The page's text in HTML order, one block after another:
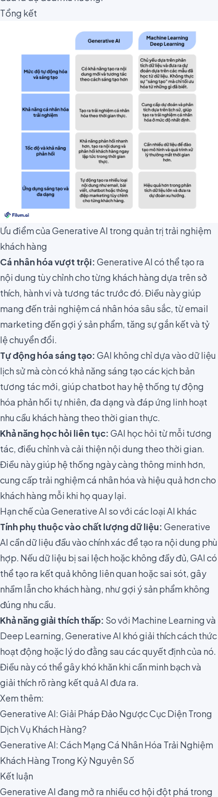
Tổng kết
Ưu điểm của Generative AI trong quản trị trải nghiệm
khách hàng
Cá nhân hóa vượt trội: Generative AI có thể tạo ra
nội dung tùy chỉnh cho từng khách hàng dựa trên sở
thích, hành vi và tương tác trước đó. Điều này giúp
mang đến trải nghiệm cá nhân hóa sâu sắc, từ email
marketing đến gợi ý sản phẩm, tăng sự gắn kết và tỷ
lệ chuyển đổi.
Tự động hóa sáng tạo: GAI không chỉ dựa vào dữ liệu
lịch sử mà còn có khả năng sáng tạo các kịch bản
tương tác mới, giúp chatbot hay hệ thống tự động
hóa phản hồi tự nhiên, đa dạng và đáp ứng linh hoạt
nhu cầu khách hàng theo thời gian thực.
Khả năng học hỏi liên tục: GAI học hỏi từ mỗi tương
tác, điều chỉnh và cải thiện nội dung theo thời gian.
Điều này giúp hệ thống ngày càng thông minh hơn,
cung cấp trải nghiệm cá nhân hóa và hiệu quả hơn cho
khách hàng mỗi khi họ quay lại.
Hạn chế của Generative AI so với các loại AI khác
Tính phụ thuộc vào chất lượng dữ liệu: Generative
AI cần dữ liệu đầu vào chính xác để tạo ra nội dung phù
hợp. Nếu dữ liệu bị sai lệch hoặc không đầy đủ, GAI có
thể tạo ra kết quả không liên quan hoặc sai sót, gây
nhầm lẫn cho khách hàng, như gợi ý sản phẩm không
đúng nhu cầu.
Khả năng giải thích thấp: So với Machine Learning và
Deep Learning, Generative AI khó giải thích cách thức
hoạt động hoặc lý do đằng sau các quyết định của nó.
Điều này có thể gây khó khăn khi cần minh bạch và
giải thích rõ ràng kết quả AI đưa ra.
Xem thêm:
Generative AI: Giải Pháp Đảo Ngược Cục Diện Trong
Dịch Vụ Khách Hàng?
Generative AI: Cách Mạng Cá Nhân Hóa Trải Nghiệm
Khách Hàng Trong Kỷ Nguyên Số
Kết luận
Generative AI đang mở ra nhiều cơ hội đột phá trong